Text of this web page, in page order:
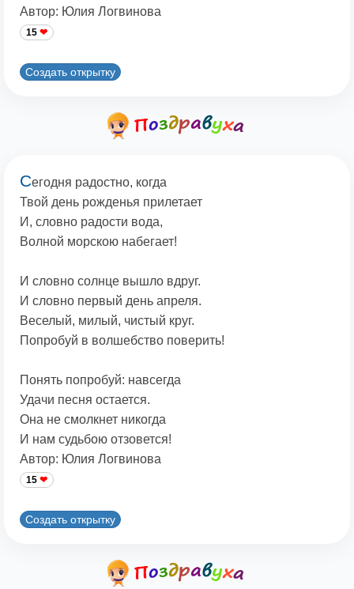
Автор: Юлия Логвинова
15
Создать открытку
Сегодня радостно, когда
Твой день рожденья прилетает
И, словно радости вода,
Волной морскою набегает!
И словно солнце вышло вдруг.
И словно первый день апреля.
Веселый, милый, чистый круг.
Попробуй в волшебство поверить!
Понять попробуй: навсегда
Удачи песня остается.
Она не смолкнет никогда
И нам судьбою отзовется!
Автор: Юлия Логвинова
15
Создать открытку